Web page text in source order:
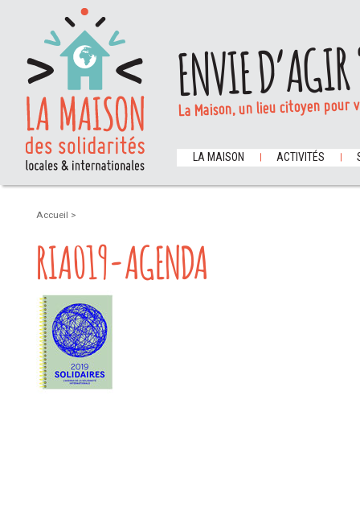
ENVIE
La Maison, un lieu citoyen
LA MAISON ACTIVITÉS
Accueil >
RIA019-AGENDA